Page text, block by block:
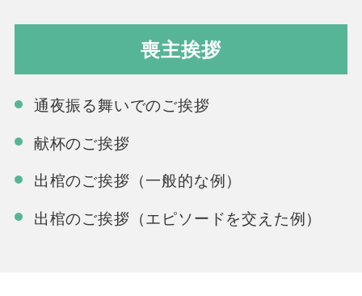
喪主挨拶
通夜振る舞いでのご挨拶
献杯のご挨拶
出棺のご挨拶（一般的な例）
出棺のご挨拶（エピソードを交えた例）